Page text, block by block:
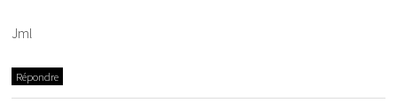
Jml
Répondre